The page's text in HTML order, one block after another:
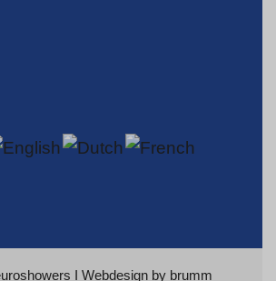
I Webdesign by brumm